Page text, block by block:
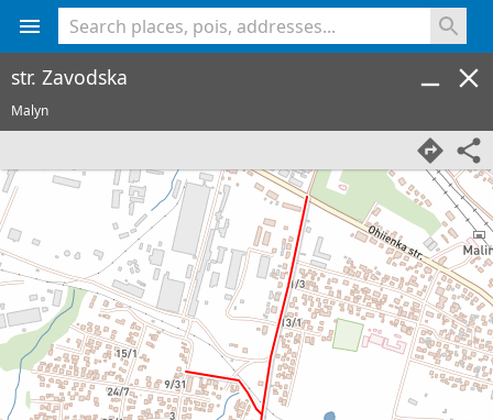
str. Zavodska
Malyn
<% console.log(hcard) %>